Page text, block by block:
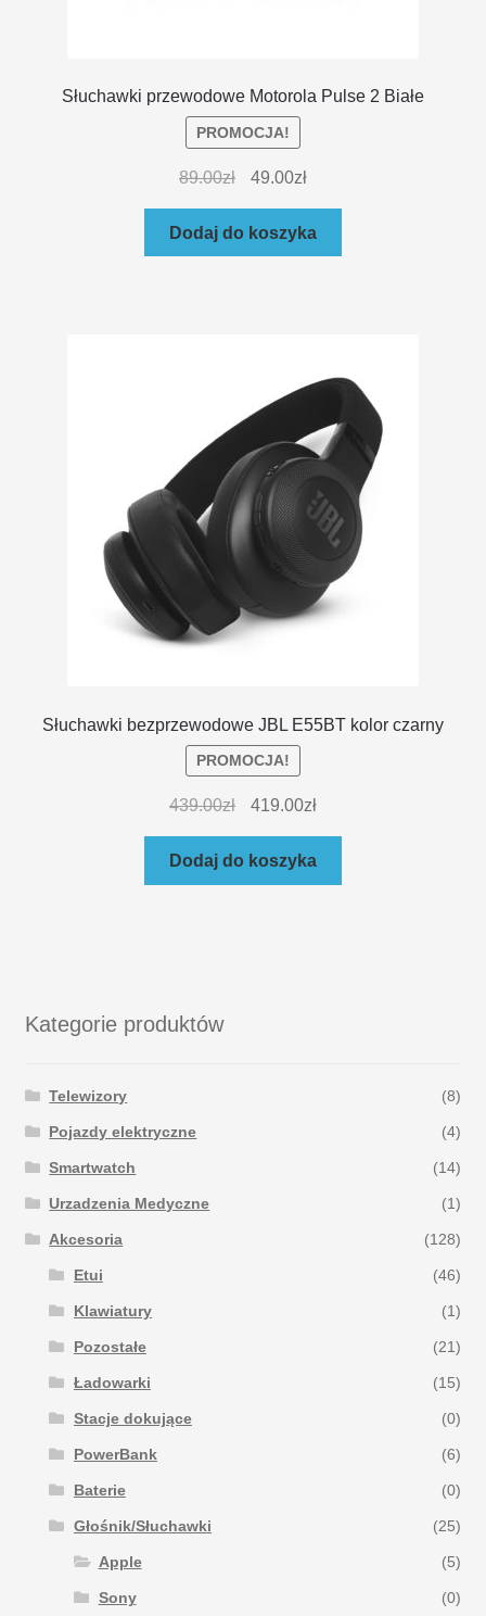
Słuchawki przewodowe Motorola Pulse 2 Białe
PROMOCJA!
89.00zł 49.00zł
Dodaj do koszyka
Słuchawki bezprzewodowe JBL E55BT kolor czarny
PROMOCJA!
439.00zł 419.00zł
Dodaj do koszyka
Kategorie produktów
Telewizory (8)
Pojazdy elektryczne (4)
Smartwatch (14)
Urzadzenia Medyczne (1)
Akcesoria (128)
Etui (46)
Klawiatury (1)
Pozostałe (21)
Ładowarki (15)
Stacje dokujące (0)
PowerBank (6)
Baterie (0)
Głośnik/Słuchawki (25)
Apple (5)
Sony (0)